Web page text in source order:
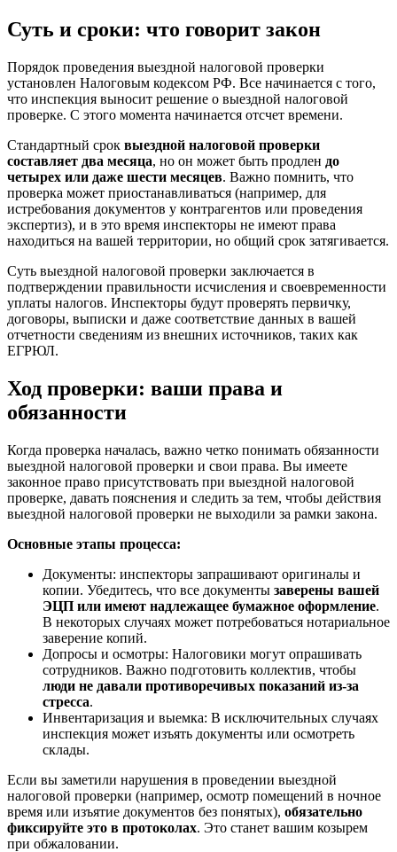
Суть и сроки: что говорит закон
Порядок проведения выездной налоговой проверки
установлен Налоговым кодексом РФ. Все начинается с того,
что инспекция выносит решение о выездной налоговой
проверке. С этого момента начинается отсчет времени.
Стандартный срок выездной налоговой проверки
составляет два месяца, но он может быть продлен до
четырех или даже шести месяцев. Важно помнить, что
проверка может приостанавливаться (например, для
истребования документов у контрагентов или проведения
экспертиз), и в это время инспекторы не имеют права
находиться на вашей территории, но общий срок затягивается.
Суть выездной налоговой проверки заключается в
подтверждении правильности исчисления и своевременности
уплаты налогов. Инспекторы будут проверять первичку,
договоры, выписки и даже соответствие данных в вашей
отчетности сведениям из внешних источников, таких как
ЕГРЮЛ.
Ход проверки: ваши права и
обязанности
Когда проверка началась, важно четко понимать обязанности
выездной налоговой проверки и свои права. Вы имеете
законное право присутствовать при выездной налоговой
проверке, давать пояснения и следить за тем, чтобы действия
выездной налоговой проверки не выходили за рамки закона.
Основные этапы процесса:
Документы: инспекторы запрашивают оригиналы и
копии. Убедитесь, что все документы заверены вашей
ЭЦП или имеют надлежащее бумажное оформление.
В некоторых случаях может потребоваться нотариальное
заверение копий.
Допросы и осмотры: Налоговики могут опрашивать
сотрудников. Важно подготовить коллектив, чтобы
люди не давали противоречивых показаний из-за
стресса.
Инвентаризация и выемка: В исключительных случаях
инспекция может изъять документы или осмотреть
склады.
Если вы заметили нарушения в проведении выездной
налоговой проверки (например, осмотр помещений в ночное
время или изъятие документов без понятых), обязательно
фиксируйте это в протоколах. Это станет вашим козырем
при обжаловании.